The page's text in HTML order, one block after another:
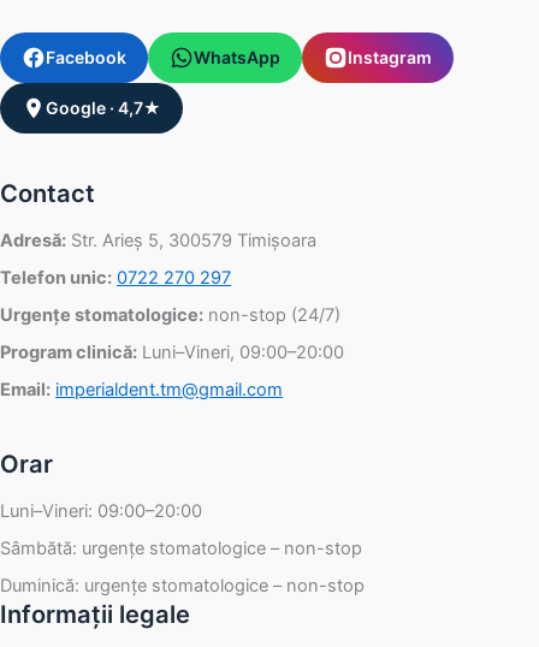
Facebook WhatsApp Instagram
Google · 4,7★
Contact
Adresă: Str. Arieș 5, 300579 Timișoara
Telefon unic: 0722 270 297
Urgențe stomatologice: non-stop (24/7)
Program clinică: Luni–Vineri, 09:00–20:00
Email: imperialdent.tm@gmail.com
Orar
Luni–Vineri: 09:00–20:00
Sâmbătă: urgențe stomatologice – non-stop
Duminică: urgențe stomatologice – non-stop
Informații legale